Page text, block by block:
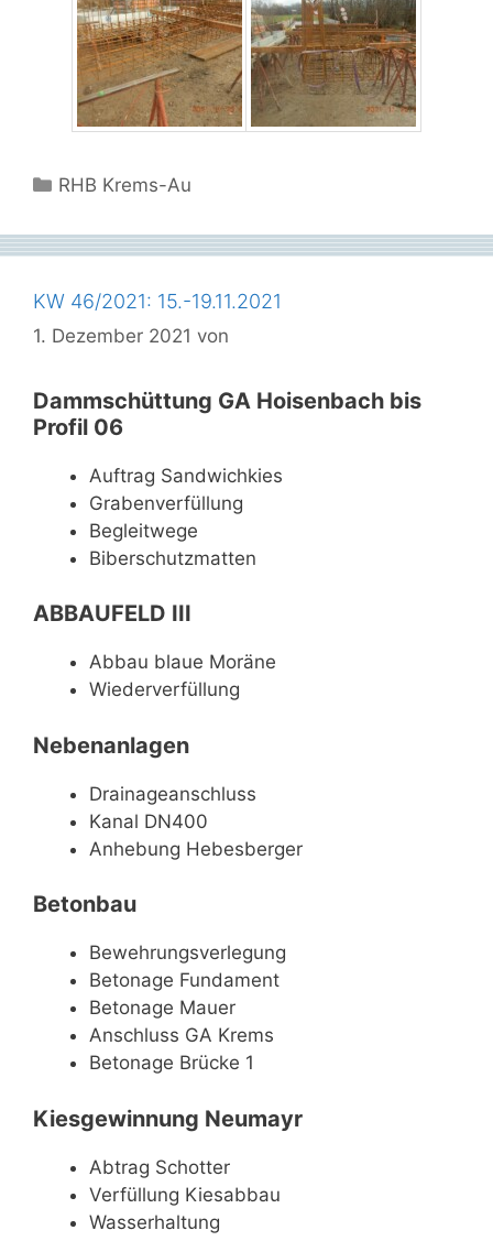
Kategorien
RHB Krems-Au
KW 46/2021: 15.-19.11.2021
1. Dezember 2021 von
Dammschüttung GA Hoisenbach bis
Profil 06
Auftrag Sandwichkies
Grabenverfüllung
Begleitwege
Biberschutzmatten
ABBAUFELD III
Abbau blaue Moräne
Wiederverfüllung
Nebenanlagen
Drainageanschluss
Kanal DN400
Anhebung Hebesberger
Betonbau
Bewehrungsverlegung
Betonage Fundament
Betonage Mauer
Anschluss GA Krems
Betonage Brücke 1
Kiesgewinnung Neumayr
Abtrag Schotter
Verfüllung Kiesabbau
Wasserhaltung